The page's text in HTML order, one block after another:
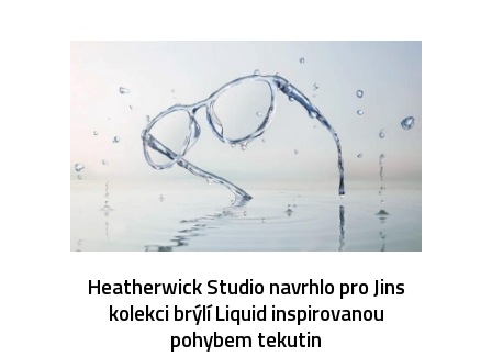
Heatherwick Studio navrhlo pro Jins
kolekci brýlí Liquid inspirovanou
pohybem tekutin